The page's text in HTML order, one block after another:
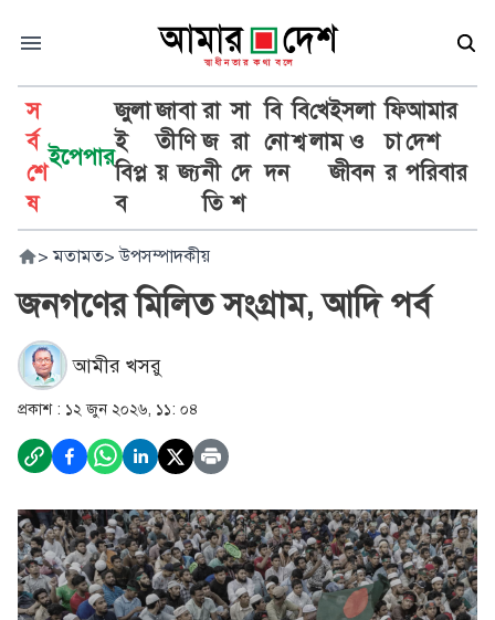
স
র্ব
শে
ষ
ইপেপার
জুলা
ই
বিপ্ল
ব
জা
তী
য়
বা
ণি
জ্য
রা
জ
নী
তি
সা
রা
দে
শ
বি
নো
দন
বি
শ্ব
খে
লা
ইসলা
ম ও
জীবন
ফি
চা
র
আমার
দেশ
পরিবার
> মতামত> উপসম্পাদকীয়
জনগণের মিলিত সংগ্রাম, আদি পর্ব
আমীর খসরু
প্রকাশ : ১২ জুন ২০২৬, ১১: ০৪